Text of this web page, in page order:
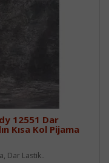
12551 Dar
Kısa Kol Pijama
Dar Lastik..